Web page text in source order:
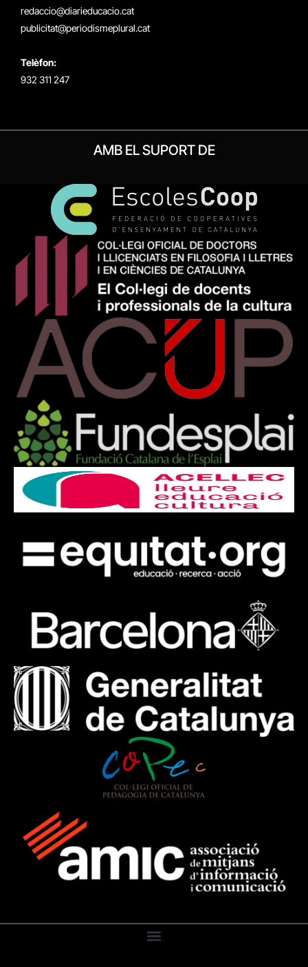
redaccio@diarieducacio.cat
publicitat@periodismeplural.cat
Telèfon:
932 311 247
AMB EL SUPORT DE